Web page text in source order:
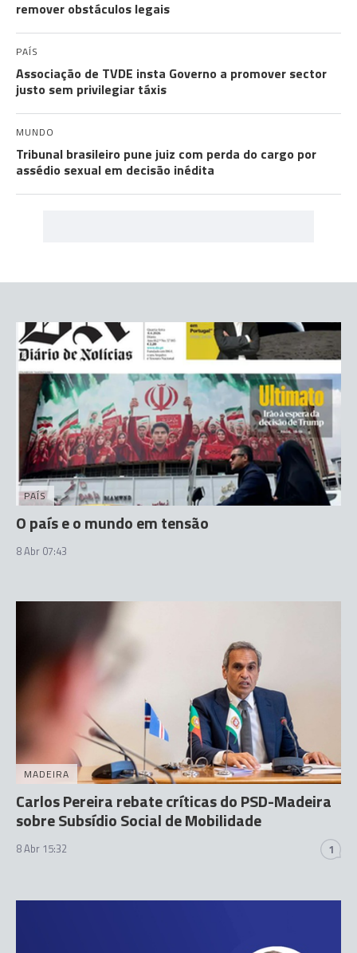
remover obstáculos legais
PAÍS
Associação de TVDE insta Governo a promover sector
justo sem privilegiar táxis
MUNDO
Tribunal brasileiro pune juiz com perda do cargo por
assédio sexual em decisão inédita
PAÍS
O país e o mundo em tensão
8 Abr 07:43
MADEIRA
Carlos Pereira rebate críticas do PSD-Madeira
sobre Subsídio Social de Mobilidade
8 Abr 15:32 1